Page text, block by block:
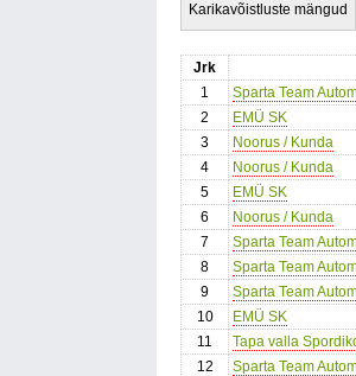
Karikavõistluste mängud
Jrk
1
Sparta Team
2
EMÜ SK
3
Noorus / Kunda
4
Noorus / Kunda
5
EMÜ SK
6
Noorus / Kunda
7
Sparta Team
8
Sparta Team
9
Sparta Team
10
EMÜ SK
11
Tapa valla
12
Sparta Team